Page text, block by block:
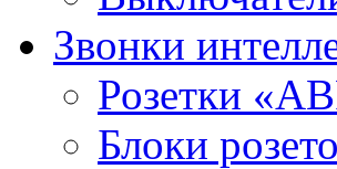
Звонки
Розетки
Блоки